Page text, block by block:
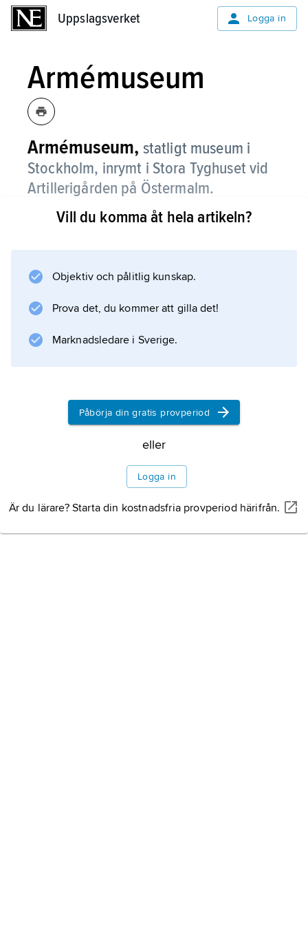
Uppslagsverket Logga in
Armémuseum
Armémuseum, statligt museum i
Stockholm, inrymt i Stora Tyghuset vid
Artillerigården på Östermalm.
Armémuseum, som sorterar under Statens
svenska lantförsvarets historia och materiella
Särskilt omfattande är samlingarna av
uniformer.
Information om artikeln
Vill du komma åt hela artikeln?
Objektiv och pålitlig kunskap.
Prova det, du kommer att gilla det!
Marknadsledare i Sverige.
Påbörja din gratis provperiod
eller
Logga in
Är du lärare? Starta din kostnadsfria provperiod härifrån.